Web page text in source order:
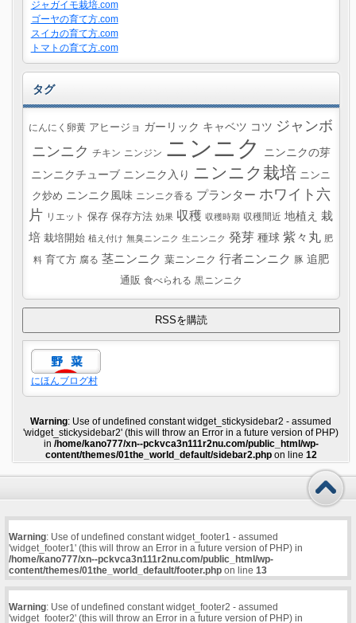
ジャガイモ栽培.com
ゴーヤの育て方.com
スイカの育て方.com
トマトの育て方.com
タグ
にんにく卵黄 アヒージョ ガーリック キャベツ コツ ジャンボ
ニンニク チキン ニンジン ニンニク
ニンニクの芽
ニンニクチューブ ニンニク入り ニンニク栽培 ニンニ
ク炒め ニンニク風味 ニンニク香る プランター ホワイト六
片 リエット 保存 保存方法 効果 収穫 収穫時期 収穫間近 地植え 栽
培 栽培開始 植え付け 無臭ニンニク 生ニンニク 発芽 種球 紫々丸 肥
料 育て方 腐る 茎ニンニク 葉ニンニク 行者ニンニク 豚 追肥
通販 食べられる 黒ニンニク
にほんブログ村
Warning: Use of undefined constant widget_stickysidebar2 - assumed
'widget_stickysidebar2' (this will throw an Error in a future version of PHP)
in /home/kano777/xn--pckvca3n111r2nu.com/public_html/wp-
content/themes/01the_world_default/sidebar2.phpon line 12
Warning: Use of undefined constant widget_footer1 - assumed
'widget_footer1' (this will throw an Error in a future version of PHP) in
/home/kano777/xn--pckvca3n111r2nu.com/public_html/wp-
content/themes/01the_world_default/footer.phpon line 13
Warning: Use of undefined constant widget_footer2 - assumed
'widget_footer2' (this will throw an Error in a future version of PHP) in